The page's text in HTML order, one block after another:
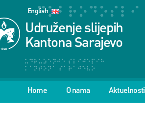
English
Udruženje slijepih
Kantona Sarajevo
Home O nama Aktuelnosti